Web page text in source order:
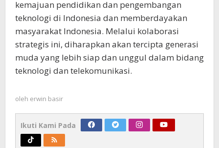
kemajuan pendidikan dan pengembangan
teknologi di Indonesia dan memberdayakan
masyarakat Indonesia. Melalui kolaborasi
strategis ini, diharapkan akan tercipta generasi
muda yang lebih siap dan unggul dalam bidang
teknologi dan telekomunikasi.
oleh erwin basir
Ikuti Kami Pada